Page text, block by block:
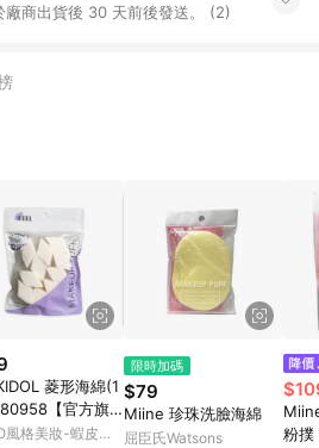
廠商出貨後 30 天前後發送。 (2)
菱形海綿(1
【官方旗
風格美妝-蝦皮官
限時加碼
$79
Miine 珍珠洗臉海綿
屈臣氏Watsons
粉撲